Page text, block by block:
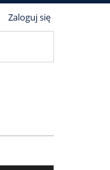
Zaloguj się